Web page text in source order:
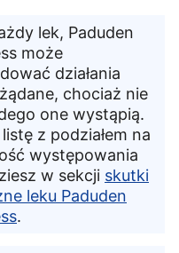
lek, Paduden
może
działania
chociaż nie
one wystąpią.
listę z podziałem na
występowania
w sekcji skutki
leku Paduden
.